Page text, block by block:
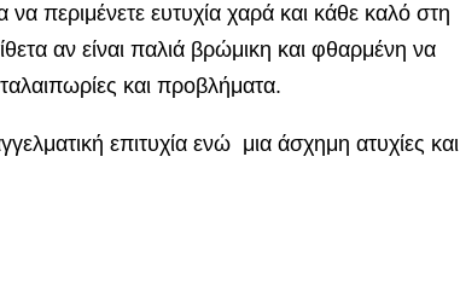
περιμένετε ευτυχία χαρά και κάθε καλό στη
αν είναι παλιά βρώμικη και φθαρμένη να
και προβλήματα.
επιτυχία ενώ μια άσχημη ατυχίες και